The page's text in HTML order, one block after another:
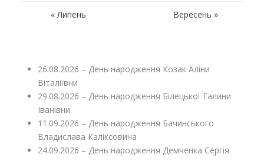
« Липень Вересень »
26.08.2026 – День народження Козак Аліни
Віталіївни
29.08.2026 – День народження Білецької Галини
Іванівни
11.09.2026 – День народження Бачинського
Владислава Каліксовича
24.09.2026 – День народження Демченка Сергія